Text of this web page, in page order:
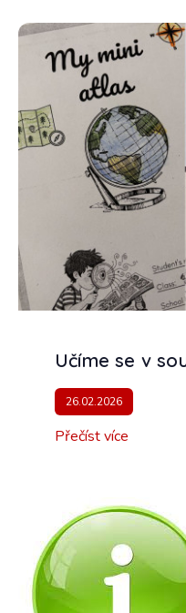
Učíme se v
26.02.2026
Přečíst více